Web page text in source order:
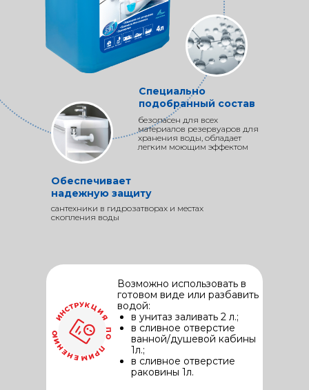
Обеспечивает
надежную защиту
сантехники в гидрозатворах и местах
скопления воды
Специально
подобранный состав
безопасен для всех
материалов резервуаров для
хранения воды, обладает
легким моющим эффектом
Возможно использовать в
готовом виде или разбавить
водой:
в унитаз заливать 2 л.;
в сливное отверстие
ванной/душевой кабины
1л.;
в сливное отверстие
раковины 1л.